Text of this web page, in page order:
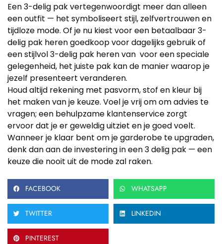
Een 3-delig pak vertegenwoordigt meer dan alleen
een outfit — het symboliseert stijl, zelfvertrouwen en
tijdloze mode. Of je nu kiest voor een betaalbaar 3-
delig pak heren goedkoop voor dagelijks gebruik of
een stijlvol 3-delig pak heren van voor een speciale
gelegenheid, het juiste pak kan de manier waarop je
jezelf presenteert veranderen.
Houd altijd rekening met pasvorm, stof en kleur bij
het maken van je keuze. Voel je vrij om om advies te
vragen; een behulpzame klantenservice zorgt
ervoor dat je er geweldig uitziet en je goed voelt.
Wanneer je klaar bent om je garderobe te upgraden,
denk dan aan de investering in een 3 delig pak — een
keuze die nooit uit de mode zal raken.
FACEBOOK WHATSAPP
TWITTER LINKEDIN
PINTEREST